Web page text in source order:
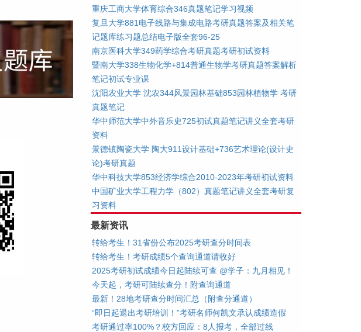
重庆工商大学体育综合346真题笔记学习视频
复旦大学881电子线路与集成电路考研真题答案及相关笔
记题库练习题总结电子版全套96-25
南京医科大学349药学综合考研真题考研初试资料
暨南大学338生物化学+814普通生物学考研真题答案解析
笔记初试专业课
沈阳农业大学 沈农344风景园林基础853园林植物学 考研
真题笔记
华中师范大学中外音乐史725初试真题笔记讲义全套考研
资料
景德镇陶瓷大学 陶大911设计基础+736艺术理论(设计史
论)考研真题
华中科技大学853经济学综合2010-2023年考研初试资料
中国矿业大学工程力学（802）真题笔记讲义全套考研复
习资料
最新资讯
转给考生！31省份公布2025考研查分时间表
转给考生！考研成绩5个查询通道请收好
2025考研初试成绩今日起陆续可查 @学子：九月相见！
今天起，考研可陆续查分！附查询通道
最新！28地考研查分时间汇总（附查分通道）
“即日起退出考研培训！”考研名师何凯文承认成绩造假
考研通过率100%？校方回应：8人报考，全部过线